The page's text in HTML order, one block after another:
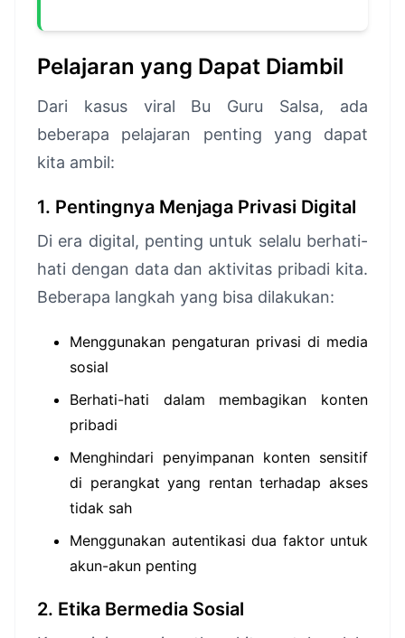
Pelajaran yang Dapat Diambil
Dari kasus viral Bu Guru Salsa, ada
beberapa pelajaran penting yang dapat
kita ambil:
1. Pentingnya Menjaga Privasi Digital
Di era digital, penting untuk selalu berhati-
hati dengan data dan aktivitas pribadi kita.
Beberapa langkah yang bisa dilakukan:
Menggunakan pengaturan privasi di media
sosial
Berhati-hati dalam membagikan konten
pribadi
Menghindari penyimpanan konten sensitif
di perangkat yang rentan terhadap akses
tidak sah
Menggunakan autentikasi dua faktor untuk
akun-akun penting
2. Etika Bermedia Sosial